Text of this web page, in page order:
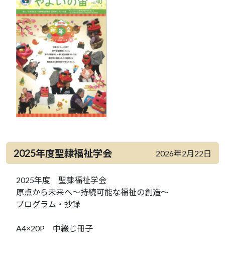
2025年度聖隷福祉学会 2026年2月22日
2025年度 聖隷福祉学会
原点から未来へ～持続可能な福祉の創造～
プログラム・抄録
A4×20P 中綴じ冊子